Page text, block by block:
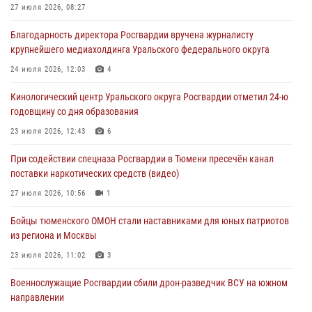
05 августа 2026, 11:03
В Тюмени офицер Росгвардии в радиоэфире напомнил гражданам о
мерах безопасного владения оружием
05 августа 2026, 09:56
Военнослужащие Росгвардии сбили дрон-разведчик ВСУ на южном
направлении
05 августа 2026, 05:35
Стальной характер продемонстрировали росгвардейцы в ходе
масштабных спортивных событий на Урале
05 августа 2026, 05:22
27 июля 2026, 08:27
Благодарность директора Росгвардии вручена журналисту
крупнейшего медиахолдинга Уральского федерального округа
24 июля 2026, 12:03 4
Кинологический центр Уральского округа Росгвардии отметил 24-ю
годовщину со дня образования
23 июля 2026, 12:43 6
При содействии спецназа Росгвардии в Тюмени пресечён канал
поставки наркотических средств (видео)
27 июля 2026, 10:56 1
Бойцы тюменского ОМОН стали наставниками для юных патриотов
из региона и Москвы
23 июля 2026, 11:02 3
Военнослужащие Росгвардии сбили дрон-разведчик ВСУ на южном
направлении